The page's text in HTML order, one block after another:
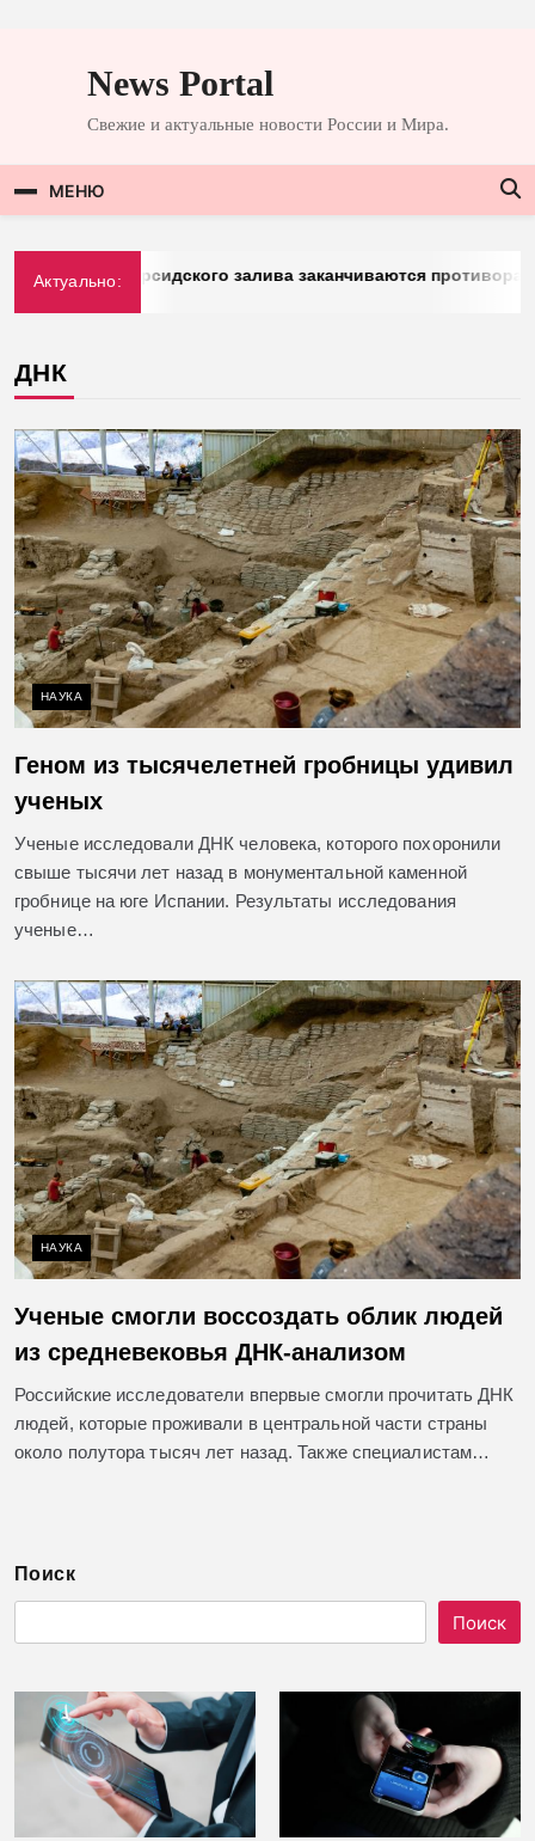
содержимомуNews Portal
Свежие и актуальные новости России и Мира.
МЕНЮ
Актуально:
у стран Персидского залива заканчиваются
ДНК
НАУКА
Геном из тысячелетней гробницы удивил
ученых
Ученые исследовали ДНК человека, которого похоронили
свыше тысячи лет назад в монументальной каменной
гробнице на юге Испании. Результаты исследования
ученые…
НАУКА
Ученые смогли воссоздать облик людей
из средневековья ДНК-анализом
Российские исследователи впервые смогли прочитать ДНК
людей, которые проживали в центральной части страны
около полутора тысяч лет назад. Также специалистам…
Поиск
Поиск